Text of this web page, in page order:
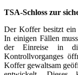
TSA-Schloss zur
Der Koffer besitzt
In einigen Fällen
der Einreise in
Kontrollvorganges
Koffer gewaltsam